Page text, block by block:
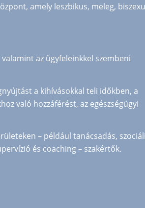
amely leszbikus, meleg,
az ügyfeleinkkel szembeni
a kihívásokkal teli időkben, a
való hozzáférést, az egészségügyi
– például tanácsadás,
és coaching – szakértők.